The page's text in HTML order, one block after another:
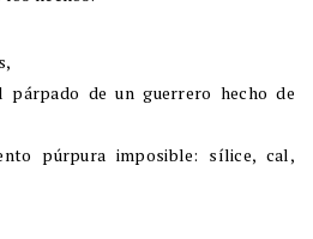
de un guerrero hecho de
púrpura imposible: sílice, cal,